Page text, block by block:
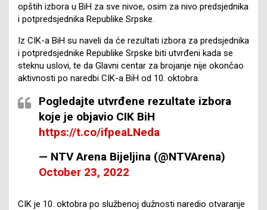
opštih izbora u BiH za sve nivoe, osim za nivo predsjednika
i potpredsjednika Republike Srpske.
Iz CIK-a BiH su naveli da će rezultati izbora za predsjednika
i potpredsjednike Republike Srpske biti utvrđeni kada se
steknu uslovi, te da Glavni centar za brojanje nije okončao
aktivnosti po naredbi CIK-a BiH od 10. oktobra.
Pogledajte utvrđene rezultate izbora
koje je objavio CIK BiH
https://t.co/ifpeaLNeda
— NTV Arena Bijeljina (@NTVArena)
October 23, 2022
CIK je 10. oktobra po službenoj dužnosti naredio otvaranje